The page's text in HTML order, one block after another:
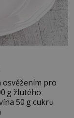
osvěžením pro
50 g cukru